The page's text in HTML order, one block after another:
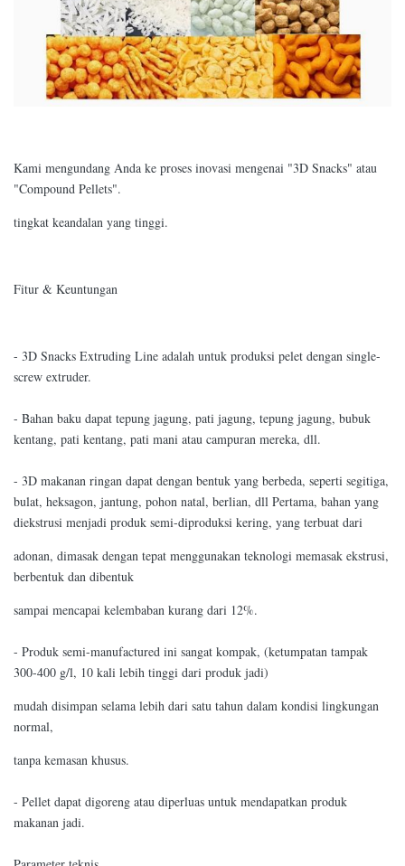
Kami mengundang Anda ke proses inovasi mengenai "3D Snacks" atau
"Compound Pellets".
tingkat keandalan yang tinggi.
Fitur & Keuntungan
- 3D Snacks Extruding Line adalah untuk produksi pelet dengan single-
screw extruder.
- Bahan baku dapat tepung jagung, pati jagung, tepung jagung, bubuk
kentang, pati kentang, pati mani atau campuran mereka, dll.
- 3D makanan ringan dapat dengan bentuk yang berbeda, seperti segitiga,
bulat, heksagon, jantung, pohon natal, berlian, dll Pertama, bahan yang
diekstrusi menjadi produk semi-diproduksi kering, yang terbuat dari
adonan, dimasak dengan tepat menggunakan teknologi memasak ekstrusi,
berbentuk dan dibentuk
sampai mencapai kelembaban kurang dari 12%.
- Produk semi-manufactured ini sangat kompak, (ketumpatan tampak
300-400 g/l, 10 kali lebih tinggi dari produk jadi)
mudah disimpan selama lebih dari satu tahun dalam kondisi lingkungan
normal,
tanpa kemasan khusus.
- Pellet dapat digoreng atau diperluas untuk mendapatkan produk
makanan jadi.